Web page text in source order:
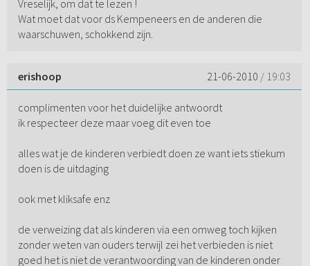
Vreselijk, om dat te lezen !
Wat moet dat voor ds Kempeneers en de anderen die
waarschuwen, schokkend zijn.
erishoop 21-06-2010 / 19:03
complimenten voor het duidelijke antwoordt
ik respecteer deze maar voeg dit even toe
alles wat je de kinderen verbiedt doen ze want iets stiekum
doen is de uitdaging
ook met kliksafe enz
de verweizing dat als kinderen via een omweg toch kijken
zonder weten van ouders terwijl zei het verbieden is niet
goed het is niet de verantwoording van de kinderen onder